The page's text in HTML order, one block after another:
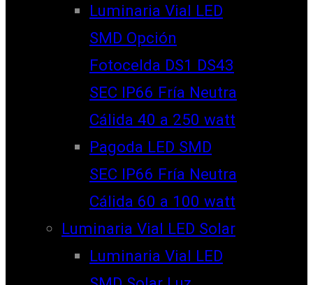
Luminaria Vial LED
SMD Opción
Fotocelda DS1 DS43
SEC IP66 Fría Neutra
Cálida 40 a 250 watt
Pagoda LED SMD
SEC IP66 Fría Neutra
Cálida 60 a 100 watt
Luminaria Vial LED Solar
Luminaria Vial LED